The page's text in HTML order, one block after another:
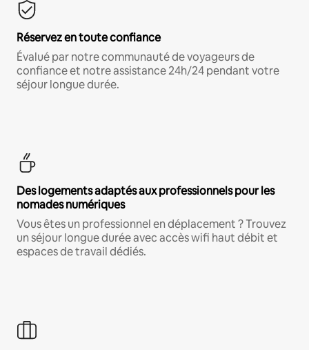
Réservez en toute confiance
Évalué par notre communauté de voyageurs de
confiance et notre assistance 24h/24 pendant votre
séjour longue durée.
Des logements adaptés aux professionnels pour les
nomades numériques
Vous êtes un professionnel en déplacement ? Trouvez
un séjour longue durée avec accès wifi haut débit et
espaces de travail dédiés.